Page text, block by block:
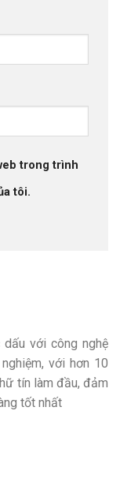
trong trình
tôi.
với công nghệ
với hơn 10
tín làm đầu, đảm
tốt nhất